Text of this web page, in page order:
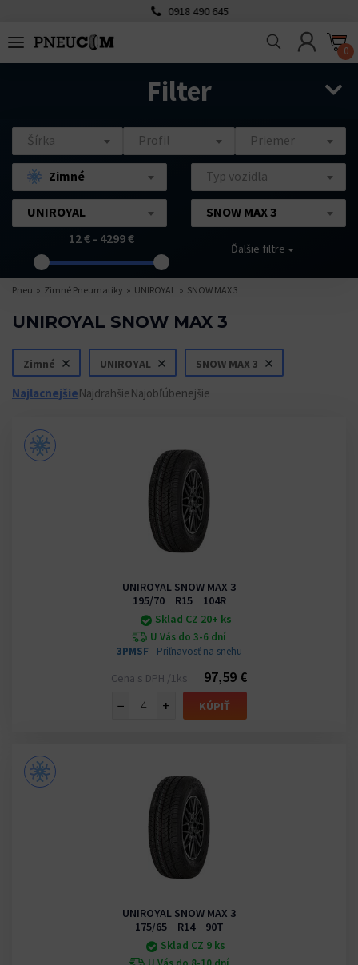
0918 490 645
0
Filter
Šírka Profil Priemer
Zimné Typ vozidla
UNIROYAL
SNOW MAX 3
12 € - 4299 €
Ďalšie filtre
Pneu Zimné Pneumatiky UNIROYAL SNOW MAX 3
UNIROYAL SNOW MAX 3
Zimné UNIROYAL SNOW MAX 3
NajlacnejšieNajdrahšieNajobľúbenejšie
UNIROYAL SNOW MAX 3
195/70 R15 104R
Sklad CZ 20+ ks
U Vás do 3-6 dní
3PMSF- Priľnavosť na snehu
Cena s DPH /1ks
97,59 €
−
+ KÚPIŤ
UNIROYAL SNOW MAX 3
175/65 R14 90T
Sklad CZ 9 ks